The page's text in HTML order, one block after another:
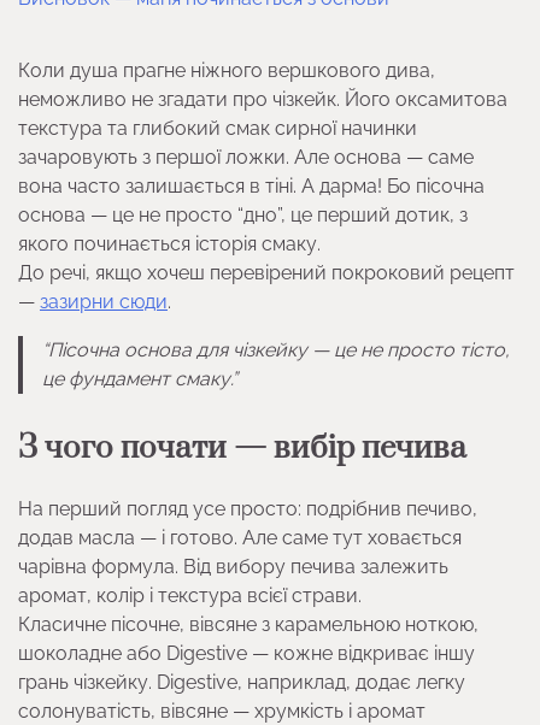
Коли душа прагне ніжного вершкового дива,
неможливо не згадати про чізкейк. Його оксамитова
текстура та глибокий смак сирної начинки
зачаровують з першої ложки. Але основа — саме
вона часто залишається в тіні. А дарма! Бо пісочна
основа — це не просто “дно”, це перший дотик, з
якого починається історія смаку.
До речі, якщо хочеш перевірений покроковий рецепт
— зазирни сюди.
“Пісочна основа для чізкейку — це не просто тісто,
це фундамент смаку.”
З чого почати — вибір печива
На перший погляд усе просто: подрібнив печиво,
додав масла — і готово. Але саме тут ховається
чарівна формула. Від вибору печива залежить
аромат, колір і текстура всієї страви.
Класичне пісочне, вівсяне з карамельною ноткою,
шоколадне або Digestive — кожне відкриває іншу
грань чізкейку. Digestive, наприклад, додає легку
солонуватість, вівсяне — хрумкість і аромат